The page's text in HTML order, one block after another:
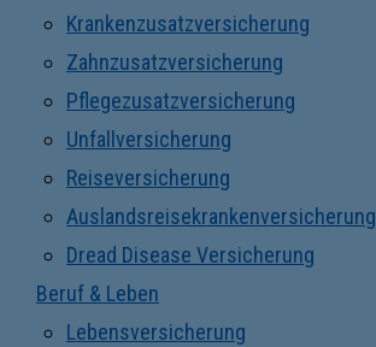
Krankenzusatzversicherung
Zahnzusatzversicherung
Pflegezusatzversicherung
Unfallversicherung
Reiseversicherung
Auslandsreisekrankenversicherung
Dread Disease Versicherung
Beruf & Leben
Lebensversicherung